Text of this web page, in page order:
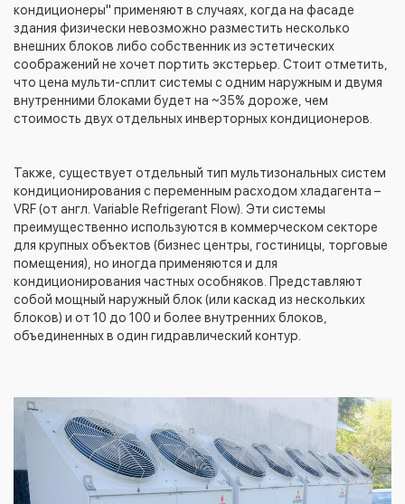
кондиционеры" применяют в случаях, когда на фасаде
здания физически невозможно разместить несколько
внешних блоков либо собственник из эстетических
соображений не хочет портить экстерьер. Стоит отметить,
что цена мульти-сплит системы с одним наружным и двумя
внутренними блоками будет на ~35% дороже, чем
стоимость двух отдельных инверторных кондиционеров.
Также, существует отдельный тип мультизональных систем
кондиционирования с переменным расходом хладагента –
VRF (от англ. Variable Refrigerant Flow). Эти системы
преимущественно используются в коммерческом секторе
для крупных объектов (бизнес центры, гостиницы, торговые
помещения), но иногда применяются и для
кондиционирования частных особняков. Представляют
собой мощный наружный блок (или каскад из нескольких
блоков) и от 10 до 100 и более внутренних блоков,
объединенных в один гидравлический контур.